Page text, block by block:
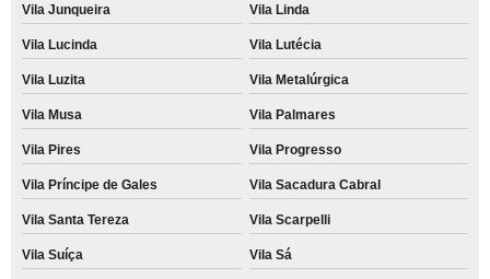
Vila Junqueira Vila Linda
Vila Lucinda Vila Lutécia
Vila Luzita Vila Metalúrgica
Vila Musa Vila Palmares
Vila Pires Vila Progresso
Vila Príncipe de Gales Vila Sacadura Cabral
Vila Santa Tereza Vila Scarpelli
Vila Suíça Vila Sá